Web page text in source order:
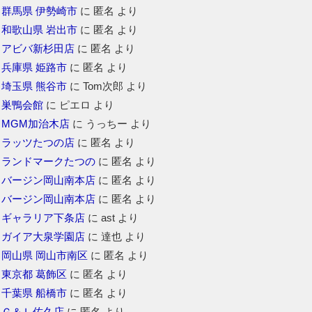
群馬県 伊勢崎市 に 匿名 より
和歌山県 岩出市 に 匿名 より
アビバ新杉田店 に 匿名 より
兵庫県 姫路市 に 匿名 より
埼玉県 熊谷市 にTom次郎 より
巣鴨会館 に ピエロ より
MGM加治木店 に うっちー より
ラッツたつの店 に 匿名 より
ランドマークたつの に 匿名 より
バージン岡山南本店 に 匿名 より
バージン岡山南本店 に 匿名 より
ギャラリア下条店 にast より
ガイア大泉学園店 に達也 より
岡山県 岡山市南区 に 匿名 より
東京都 葛飾区 に 匿名 より
千葉県 船橋市 に 匿名 より